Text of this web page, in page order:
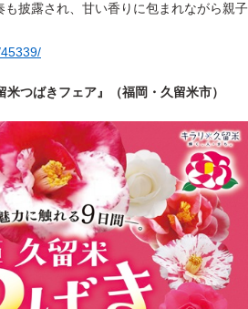
披露され、甘い香りに包まれながら親子
米つばきフェア』（福岡・久留米市）